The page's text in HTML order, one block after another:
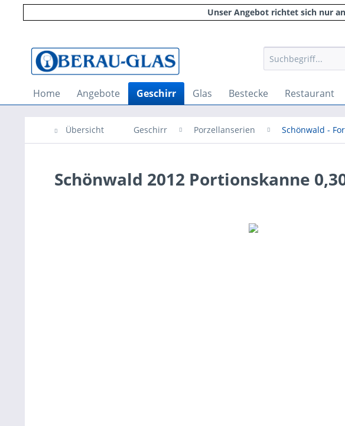
Unser Angebot richtet sich nur
Home Angebote Geschirr Glas Bestecke Restaurant
Übersicht Geschirr Porzellanserien Schönwald -
Schönwald 2012 Portionskanne